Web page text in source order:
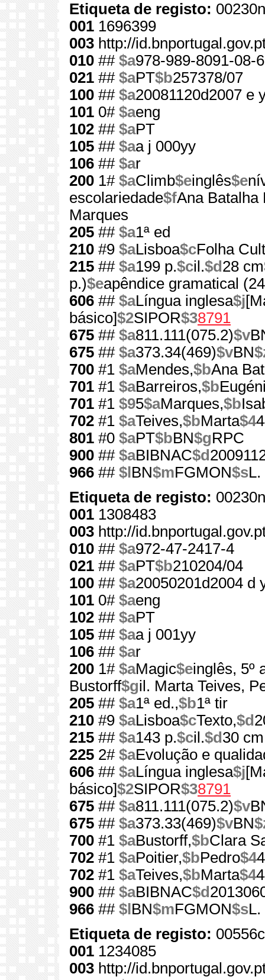
Etiqueta de registo:
001 1696399
003 http://
010 ## $a978-989-8091-08-6
021 ## $aPT$b257378/07
100 ## $a20081120d2007 e
101 0# $aeng
102 ## $aPT
105 ## $aa j 000yy
106 ## $ar
200 1# $aClimb$einglês$e
escolariedade$fAna Batalha
Marques
205 ## $a1ª ed
210 #9 $aLisboa$cFolha
215 ## $a199 p.$cil.$d 28 cm
p.)$eapêndice gramatical
606 ## $aLíngua inglesa$j
básico]$2SIPOR$38791
675 ## $a811.111(075.2)$v
675 ## $a373.34(469)$vBN
700 #1 $aMendes,$bAna
701 #1 $aBarreiros,$b
701 #1 $95$aMarques,$b
702 #1 $aTeives,$bMarta$4
801 #0 $aPT$bBN$gRPC
900 ## $aBIBNAC$d
966 ## $l BN$mFGMON$sL.
Etiqueta de registo:
001 1308483
003 http://
010 ## $a972-47-2417-4
021 ## $aPT$b210204/04
100 ## $a20050201d2004 d
101 0# $aeng
102 ## $aPT
105 ## $aa j 001yy
106 ## $ar
200 1# $aMagic$einglês, 5º
Bustorff$gil. Marta Teives,
205 ## $a1ª ed.,$b1ª tir
210 #9 $aLisboa$cTexto,$d
215 ## $a143 p.$cil.$d 30 cm
225 2# $aEvolução e
606 ## $aLíngua inglesa$j
básico]$2SIPOR$38791
675 ## $a811.111(075.2)$v
675 ## $a373.33(469)$vBN
700 #1 $aBustorff,$bClara
702 #1 $aPoitier,$bPedro$4
702 #1 $aTeives,$bMarta$4
900 ## $aBIBNAC$d
966 ## $l BN$mFGMON$sL.
Etiqueta de registo:
001 1234085
003 http://